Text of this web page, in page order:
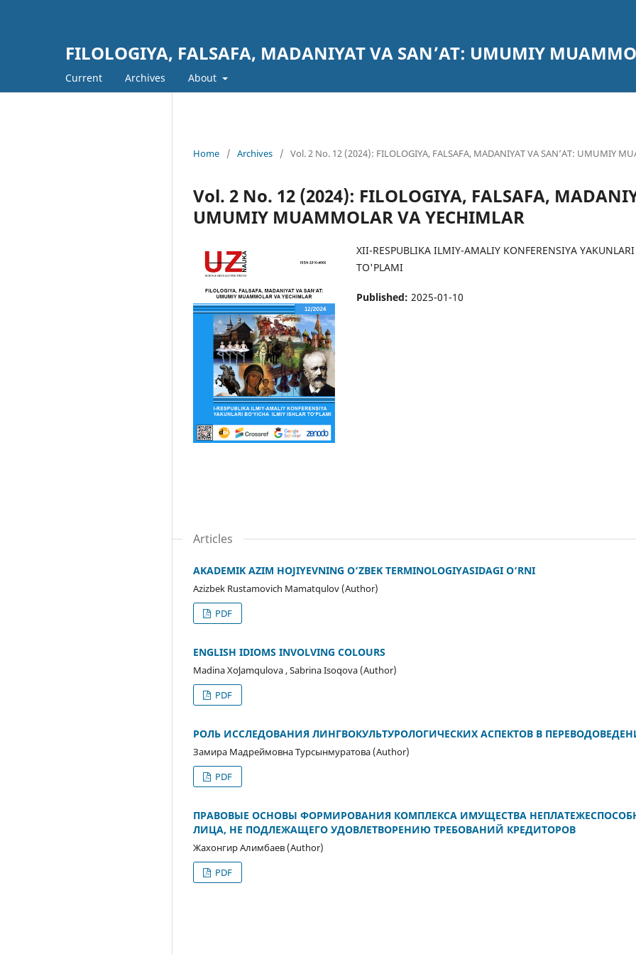
FILOLOGIYA, FALSAFA, MADANIYAT VA SAN’AT: UMUMIY
Current Archives About
Home / Archives / Vol. 2 No. 12 (2024): FILOLOGIYA, FALSAFA, MADANIYAT VA SAN’AT: UMUMIY
Vol. 2 No. 12 (2024): FILOLOGIYA, FALSAFA,
UMUMIY MUAMMOLAR VA YECHIMLAR
XII-RESPUBLIKA ILMIY-AMALIY KONFERENSIYA
TO'PLAMI
Published: 2025-01-10
Articles
AKADEMIK AZIM HOJIYEVNING O‘ZBEK TERMINOLOGIYASIDAGI O‘RNI
Azizbek Rustamovich Mamatqulov (Author)
PDF
ENGLISH IDIOMS INVOLVING COLOURS
Madina Xoʻjamqulova , Sabrina Isoqova (Author)
PDF
РОЛЬ ИССЛЕДОВАНИЯ ЛИНГВОКУЛЬТУРОЛОГИЧЕСКИХ АСПЕКТОВ В
Замира Мадреймовна Турсынмуратова (Author)
PDF
ПРАВОВЫЕ ОСНОВЫ ФОРМИРОВАНИЯ КОМПЛЕКСА ИМУЩЕСТВА
ЛИЦА, НЕ ПОДЛЕЖАЩЕГО УДОВЛЕТВОРЕНИЮ ТРЕБОВАНИЙ КРЕДИТОРОВ
Жахонгир Алимбаев (Author)
PDF